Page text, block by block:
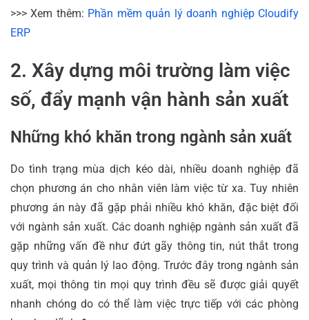
>>> Xem thêm: Phần mềm quản lý doanh nghiệp Cloudify
ERP
2. Xây dựng môi trường làm việc
số, đẩy mạnh vận hành sản xuất
Những khó khăn trong ngành sản xuất
Do tình trạng mùa dịch kéo dài, nhiều doanh nghiệp đã
chọn phương án cho nhân viên làm việc từ xa. Tuy nhiên
phương án này đã gặp phải nhiều khó khăn, đặc biệt đối
với ngành sản xuất. Các doanh nghiệp ngành sản xuất đã
gặp những vấn đề như đứt gãy thông tin, nút thắt trong
quy trình và quản lý lao động. Trước đây trong ngành sản
xuất, mọi thông tin mọi quy trình đều sẽ được giải quyết
nhanh chóng do có thể làm việc trực tiếp với các phòng